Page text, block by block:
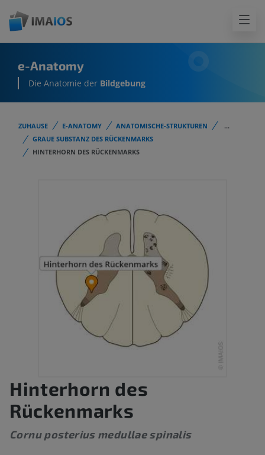
e-Anatomy
Die Anatomie der Bildgebung
ZUHAUSE E-ANATOMY ANATOMISCHE-STRUKTUREN
...
GRAUE SUBSTANZ DES RÜCKENMARKS
HINTERHORN DES RÜCKENMARKS
Hinterhorn des
Rückenmarks
Cornu posterius medullae spinalis